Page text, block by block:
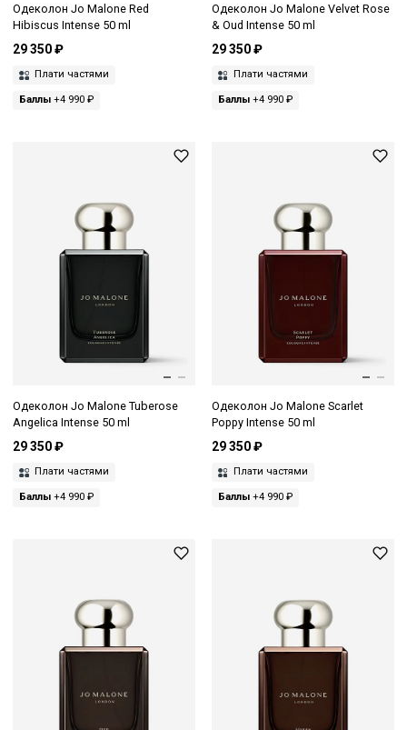
Одеколон Jo Malone Red
Hibiscus Intense 50 ml
29 350 ₽
Плати частями
Баллы +4 990 ₽
Одеколон Jo Malone Velvet Rose
& Oud Intense 50 ml
29 350 ₽
Плати частями
Баллы+4 990 ₽
Одеколон Jo Malone Tuberose
Angelica Intense 50 ml
29 350 ₽
Плати частями
Баллы +4 990 ₽
Одеколон Jo Malone Scarlet
Poppy Intense 50 ml
29 350 ₽
Плати частями
Баллы+4 990 ₽